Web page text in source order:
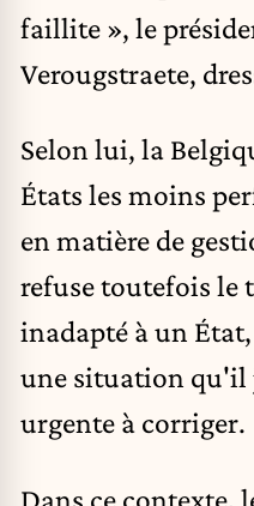
faillite », le
Verougstraete,
Selon lui, la
États les moins
en matière de
refuse toutefois le
inadapté à un
une situation qu'il
urgente à corriger.
Dans ce contexte,